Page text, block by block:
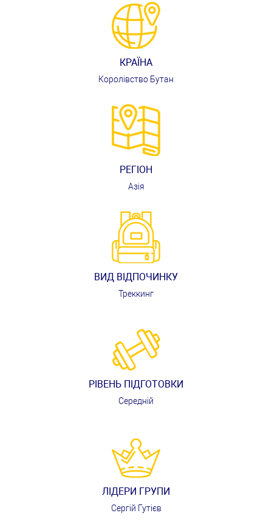
КРАЇНА
Королівство Бутан
РЕГІОН
Азія
ВИД ВІДПОЧИНКУ
Треккинг
РІВЕНЬ ПІДГОТОВКИ
Середній
ЛІДЕРИ ГРУПИ
Сергій Гутієв